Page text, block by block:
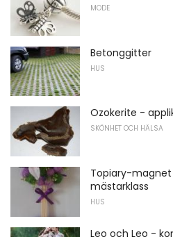
MODE
Betonggitter
HUS
Ozokerite -
SKÖNHET OCH HÄLSA
Topiary-
mästarklass
HUS
Leo och Leo -